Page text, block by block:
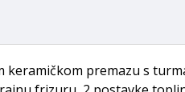
keramičkom premazu s